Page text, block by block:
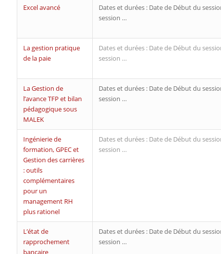
Excel avancé
Dates et durées : Date de Début du
session …
La gestion pratique
de la paie
Dates et durées : Date de Début du
session …
La Gestion de
l’avance TFP et bilan
pédagogique sous
MALEK
Dates et durées : Date de Début du
session …
Ingénierie de
formation, GPEC et
Gestion des carrières
: outils
complémentaires
pour un
management RH
plus rationel
Dates et durées : Date de Début du
session …
L’état de
rapprochement
bancaire
Dates et durées : Date de Début du
session …